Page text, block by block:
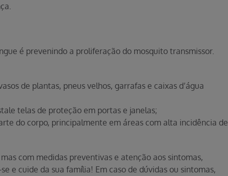
é prevenindo a proliferação do mosquito transmissor.
de plantas, pneus velhos, garrafas e caixas d’água
telas de proteção em portas e janelas;
do corpo, principalmente em áreas com alta incidência de
com medidas preventivas e atenção aos sintomas,
e cuide da sua família! Em caso de dúvidas ou sintomas,